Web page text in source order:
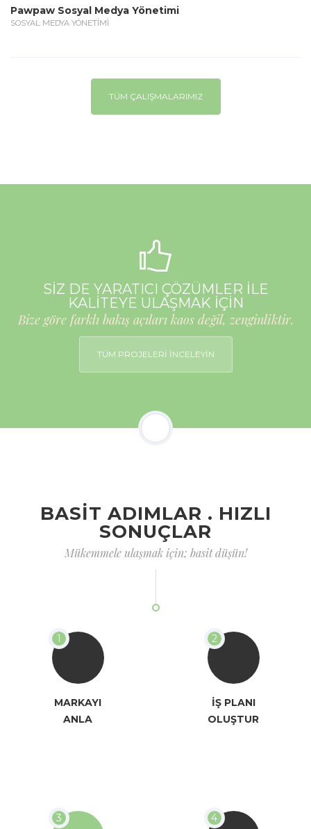
Pawpaw Sosyal Medya Yönetimi
SOSYAL MEDYA YÖNETİMİ
TÜM ÇALIŞMALARIMIZ
SİZ DE YARATICI ÇÖZÜMLER İLE
KALİTEYE ULAŞMAK İÇİN
Bize göre farklı bakış açıları kaos değil, zenginliktir.
TÜM PROJELERİ İNCELEYİN
BASİT ADIMLAR . HIZLI
SONUÇLAR
Mükemmele ulaşmak için; basit düşün!
MARKAYI
ANLA
İŞ PLANI
OLUŞTUR